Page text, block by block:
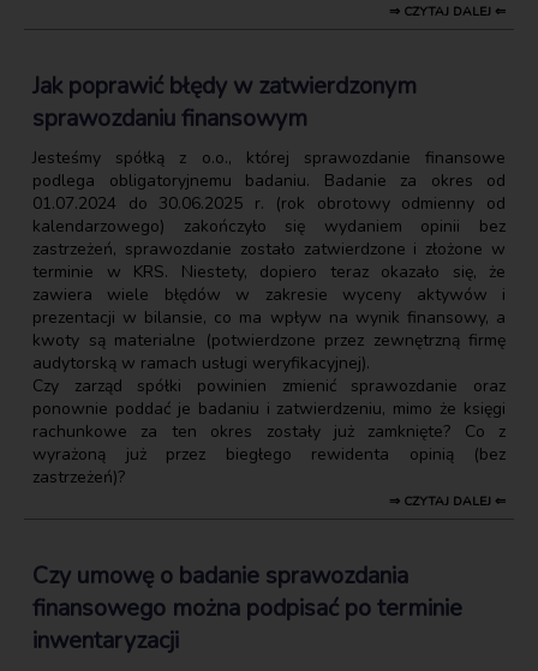
⇒ CZYTAJ DALEJ ⇐
Jak poprawić błędy w zatwierdzonym
sprawozdaniu finansowym
Jesteśmy spółką z o.o., której sprawozdanie finansowe
podlega obligatoryjnemu badaniu. Badanie za okres od
01.07.2024 do 30.06.2025 r. (rok obrotowy odmienny od
kalendarzowego) zakończyło się wydaniem opinii bez
zastrzeżeń, sprawozdanie zostało zatwierdzone i złożone w
terminie w KRS. Niestety, dopiero teraz okazało się, że
zawiera wiele błędów w zakresie wyceny aktywów i
prezentacji w bilansie, co ma wpływ na wynik finansowy, a
kwoty są materialne (potwierdzone przez zewnętrzną firmę
audytorską w ramach usługi weryfikacyjnej).
Czy zarząd spółki powinien zmienić sprawozdanie oraz
ponownie poddać je badaniu i zatwierdzeniu, mimo że księgi
rachunkowe za ten okres zostały już zamknięte? Co z
wyrażoną już przez biegłego rewidenta opinią (bez
zastrzeżeń)?
⇒ CZYTAJ DALEJ ⇐
Czy umowę o badanie sprawozdania
finansowego można podpisać po terminie
inwentaryzacji